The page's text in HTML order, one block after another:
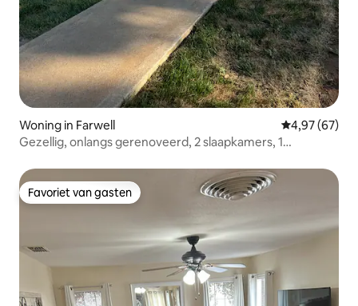
Woning in Farwell Gemiddelde
4,97 (67)
Gezellig, onlangs gerenoveerd, 2 slaapkamers, 1
Favoriet van gasten
Favoriet van gasten